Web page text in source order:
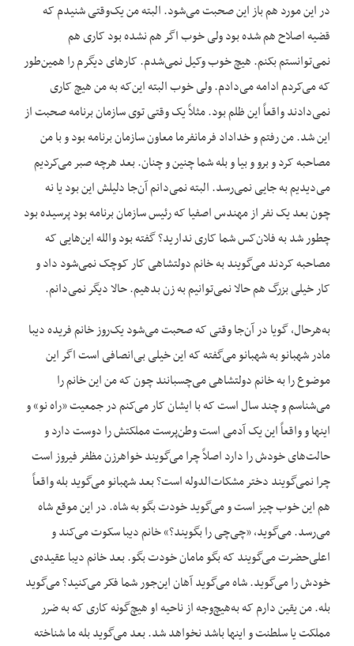
در این مورد هم باز این صحبت می‌شود. البته من یک‌وقتی شنیدم که
قضیه اصلاح هم شده بود ولی خوب اگر هم نشده بود کاری هم
نمی‌توانستم بکنم. هیچ خوب وکیل نمی‌شدم. کارهای دیگرم را همین‌طور
که می‌کردم ادامه می‌دادم. ولی خوب البته این‌که به من هیچ کاری
نمی‌دادند واقعاً این ظلم بود. مثلاً یک وقتی توی سازمان برنامه صحبت از
این شد. من رفتم و خداداد فرمانفرما معاون سازمان برنامه بود و با من
مصاحبه کرد و برو و بیا و بله شما چنین و چنان. بعد هرچه صبر می‌کردیم
می‌دیدیم به جایی نمی‌رسد. البته نمی‌دانم آن‌جا دلیلش این بود یا نه
چون بعد یک نفر از مهندس اصفیا که رئیس سازمان برنامه بود پرسیده بود
چطور شد به فلان‌کس شما کاری ندارید؟ گفته بود والله این‌هایی که
مصاحبه کردند می‌گویند به خانم دولتشاهی کار کوچک نمی‌شود داد و
کار خیلی بزرگ هم حالا نمی‌توانیم به زن بدهیم. حالا دیگر نمی‌دانم.
به‌هرحال، گویا در آن‌جا وقتی که صحبت می‌شود یک‌روز خانم فریده دیبا
مادر شهبانو به شهبانو می‌گفته که این خیلی بی‌انصافی است اگر این
موضوع را به خانم دولتشاهی می‌چسبانند چون که من این خانم را
می‌شناسم و چند سال است که با ایشان کار می‌کنم در جمعیت «راه نو» و
اینها و واقعاً این یک آدمی است وطن‌پرست مملکتش را دوست دارد و
حالت‌های خودش را دارد اصلاً چرا می‌گویند خواهرزن مظفر فیروز است
چرا نمی‌گویند دختر مشکات‌الدوله است؟ بعد شهبانو می‌گوید بله واقعاً
هم این خوب چیز است و می‌گوید خودت بگو به شاه. در این موقع شاه
می‌رسد. می‌گوید، «چی‌چی را بگویند؟» خانم دیبا سکوت می‌کند و
اعلی‌حضرت می‌گویند که بگو مامان خودت بگو. بعد خانم دیبا عقیده‌ی
خودش را می‌گوید. شاه می‌گوید آهان این‌جور شما فکر می‌کنید؟ می‌گوید
بله. من یقین دارم که به‌هیچ‌وجه از ناحیه او هیچ‌گونه کاری که به ضرر
مملکت یا سلطنت و اینها باشد نخواهد شد. بعد می‌گوید بله ما شناخته